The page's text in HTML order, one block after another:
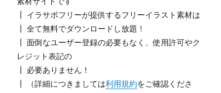
┃ イラサポフリーが提供するフリーイラスト素材は
┃ 全て無料でダウンロードし放題！
┃ 面倒なユーザー登録の必要もなく、使用許可やク
レジット表記の
┃ 必要ありません！
┃ （詳細につきましては利用規約をご確認くださ